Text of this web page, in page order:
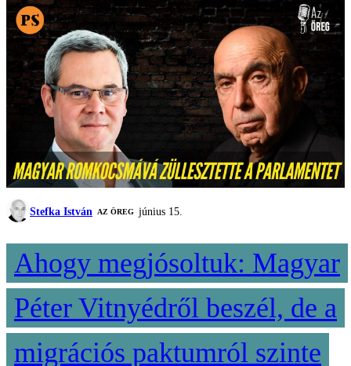
Stefka István AZ ÖREG június 15.
Ahogy megjósoltuk: Magyar
Péter Vitnyédről beszél, de a
migrációs paktumról szinte